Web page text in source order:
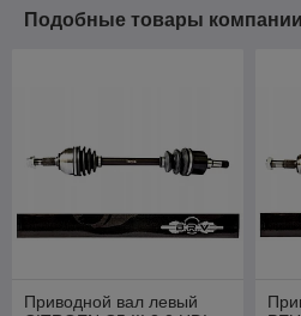
Подобные товары компании
Приводной вал левый